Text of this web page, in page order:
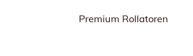
Premium Rollatoren